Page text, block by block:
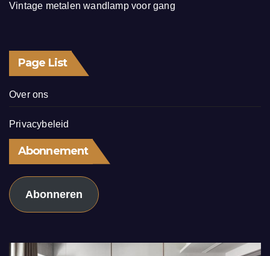
Vintage metalen wandlamp voor gang
Page List
Over ons
Privacybeleid
Abonnement
Abonneren